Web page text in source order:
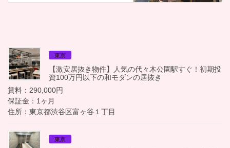
東京
【激安居抜き物件】人気の代々木公園駅すぐ！初期投
資100万円以下の和モダンの居抜き
賃料：290,000円
保証金：1ヶ月
住所：東京都渋谷区富ヶ谷１丁目
東京